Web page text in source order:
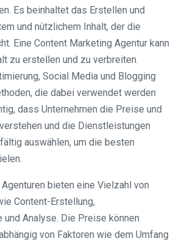
Es beinhaltet das Erstellen und
und nützlichem Inhalt, der die
Eine Content Marketing Agentur kann
zu erstellen und zu verbreiten.
Social Media und Blogging
die dabei verwendet werden
dass Unternehmen die Preise und
und die Dienstleistungen
auswählen, um die besten
bieten eine Vielzahl von
Content-Erstellung,
Analyse. Die Preise können
von Faktoren wie dem Umfang